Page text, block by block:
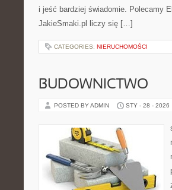
i jeść bardziej świadomie. Polecamy
JakieSmaki.pl liczy się […]
CATEGORIES: NIERUCHOMOŚCI
BUDOWNICTWO
POSTED BY ADMIN STY - 28 - 2026